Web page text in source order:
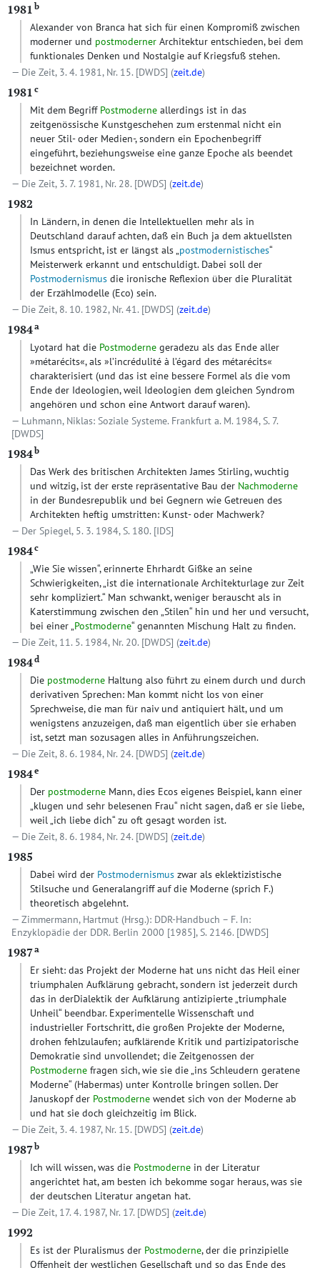
1981 b
Alexander von Branca hat sich für einen Kompromiß zwischen
moderner und postmoderner Architektur entschieden, bei dem
funktionales Denken und Nostalgie auf Kriegsfuß stehen.
Die Zeit, 3. 4. 1981, Nr. 15. [DWDS] (zeit.de)
1981 c
Mit dem Begriff Postmoderne allerdings ist in das
zeitgenössische Kunstgeschehen zum erstenmal nicht ein
neuer Stil- oder Medien-, sondern ein Epochenbegriff
eingeführt, beziehungsweise eine ganze Epoche als beendet
bezeichnet worden.
Die Zeit, 3. 7. 1981, Nr. 28. [DWDS] (zeit.de)
1982
In Ländern, in denen die Intellektuellen mehr als in
Deutschland darauf achten, daß ein Buch ja dem aktuellsten
Ismus entspricht, ist er längst als „postmodernistisches“
Meisterwerk erkannt und entschuldigt. Dabei soll der
Postmodernismus die ironische Reflexion über die Pluralität
der Erzählmodelle (Eco) sein.
Die Zeit, 8. 10. 1982, Nr. 41. [DWDS] (zeit.de)
1984a
Lyotard hat die Postmoderne geradezu als das Ende aller
»métarécits«, als »l’incrédulité à l’égard des métarécits«
charakterisiert (und das ist eine bessere Formel als die vom
Ende der Ideologien, weil Ideologien dem gleichen Syndrom
angehören und schon eine Antwort darauf waren).
Luhmann, Niklas: Soziale Systeme. Frankfurt a. M. 1984, S. 7.
[DWDS]
1984b
Das Werk des britischen Architekten James Stirling, wuchtig
und witzig, ist der erste repräsentative Bau der Nachmoderne
in der Bundesrepublik und bei Gegnern wie Getreuen des
Architekten heftig umstritten: Kunst- oder Machwerk?
Der Spiegel, 5. 3. 1984, S. 180. [IDS]
1984c
„Wie Sie wissen“, erinnerte Ehrhardt Gißke an seine
Schwierigkeiten, „ist die internationale Architekturlage zur Zeit
sehr kompliziert.“ Man schwankt, weniger berauscht als in
Katerstimmung zwischen den „Stilen“ hin und her und versucht,
bei einer „Postmoderne“ genannten Mischung Halt zu finden.
Die Zeit, 11. 5. 1984, Nr. 20. [DWDS] (zeit.de)
1984d
Die postmoderne Haltung also führt zu einem durch und durch
derivativen Sprechen: Man kommt nicht los von einer
Sprechweise, die man für naiv und antiquiert hält, und um
wenigstens anzuzeigen, daß man eigentlich über sie erhaben
ist, setzt man sozusagen alles in Anführungszeichen.
Die Zeit, 8. 6. 1984, Nr. 24. [DWDS] (zeit.de)
1984e
Der postmoderne Mann, dies Ecos eigenes Beispiel, kann einer
„klugen und sehr belesenen Frau“ nicht sagen, daß er sie liebe,
weil „ich liebe dich“ zu oft gesagt worden ist.
Die Zeit, 8. 6. 1984, Nr. 24. [DWDS] (zeit.de)
1985
Dabei wird der Postmodernismus zwar als eklektizistische
Stilsuche und Generalangriff auf die Moderne (sprich F.)
theoretisch abgelehnt.
Zimmermann, Hartmut (Hrsg.): DDR-Handbuch – F. In:
Enzyklopädie der DDR. Berlin 2000 [1985], S. 2146. [DWDS]
1987a
Er sieht: das Projekt der Moderne hat uns nicht das Heil einer
triumphalen Aufklärung gebracht, sondern ist jederzeit durch
das in derDialektik der Aufklärung antizipierte „triumphale
Unheil“ beendbar. Experimentelle Wissenschaft und
industrieller Fortschritt, die großen Projekte der Moderne,
drohen fehlzulaufen; aufklärende Kritik und partizipatorische
Demokratie sind unvollendet; die Zeitgenossen der
Postmoderne fragen sich, wie sie die „ins Schleudern geratene
Moderne“ (Habermas) unter Kontrolle bringen sollen. Der
Januskopf der Postmoderne wendet sich von der Moderne ab
und hat sie doch gleichzeitig im Blick.
Die Zeit, 3. 4. 1987, Nr. 15. [DWDS] (zeit.de)
1987b
Ich will wissen, was die Postmoderne in der Literatur
angerichtet hat, am besten ich bekomme sogar heraus, was sie
der deutschen Literatur angetan hat.
Die Zeit, 17. 4. 1987, Nr. 17. [DWDS] (zeit.de)
1992
Es ist der Pluralismus der Postmoderne, der die prinzipielle
Offenheit der westlichen Gesellschaft und so das Ende des